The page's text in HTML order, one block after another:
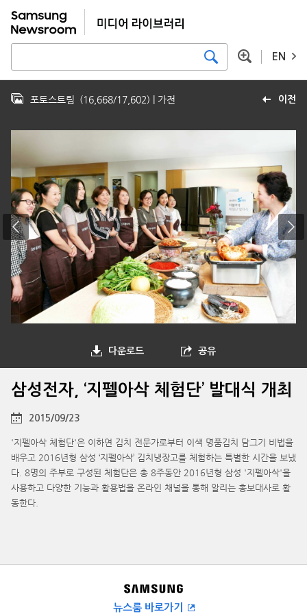
EN
이전
포토스트림 (16,668/17,602) | 가전
다운로드 공유
삼성전자, ‘지펠아삭 체험단’ 발대식 개최
2015/09/23
'지펠아삭 체험단'은 이하연 김치 전문가로부터 이색 명품김치 담그기 비법을
배우고 2016년형 삼성 ‘지펠아삭’ 김치냉장고를 체험하는 특별한 시간을 보냈
다. 8명의 주부로 구성된 체험단은 총 8주동안 2016년형 삼성 '지펠아삭'을
사용하고 다양한 기능과 활용법을 온라인 채널을 통해 알리는 홍보대사로 활
동한다.
뉴스룸 바로가기